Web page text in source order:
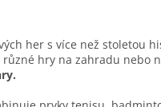
her s více než stoletou
různé hry na zahradu nebo